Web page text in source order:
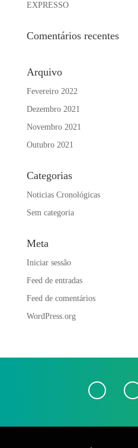
EXPRESSO
Comentários recentes
Arquivo
Fevereiro 2022
Dezembro 2021
Novembro 2021
Outubro 2021
Categorias
Noticias Cronológicas
Sem categoria
Meta
Iniciar sessão
Feed de entradas
Feed de comentários
WordPress.org